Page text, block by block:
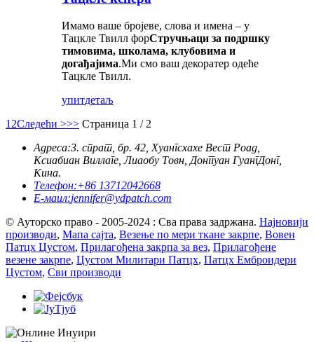
Имамо ваше бројеве, слова и имена – у
Тацкле Твилл форСтручњаци за подршку
тимовима, школама, клубовима и
догађајима.Ми смо ваш декоратер одеће
Тацкле Твилл.
упитдетаљ
1 2Следећи >>> Страница 1 / 2
Адреса:3. спрат, бр. 42, Хуангсхахе Вест Роад,
Ксиабиан Виллаге, Лиаобу Товн, Донггуан ГуангДонг,
Кина.
Телефон:+86 13712042668
Е-маил:jennifer@ydpatch.com
© Ауторско право - 2005-2024 : Сва права задржана. Најновији
производи, Мапа сајта, Везење по мери ткане закрпе, Вовен
Патцх Цустом, Прилагођена закрпа за вез, Прилагођене
везене закрпе, Цустом Милитари Патцх, Патцх Емброидери
Цустом, Сви производи